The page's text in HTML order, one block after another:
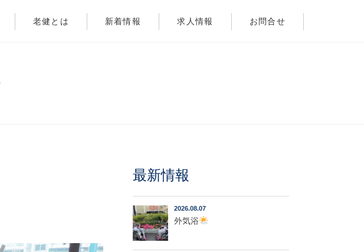
老健とは 新着情報 求人情報 お問合せ
最新情報
2026.08.07
外気浴